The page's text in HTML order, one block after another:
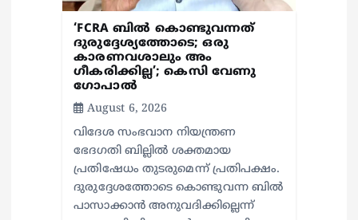
‘FCRA ബിൽ കൊണ്ടുവന്നത്
ദുരുദ്ദേശ്യത്തോടെ; ഒരു
കാരണവശാലും അം​
ഗീകരിക്കില്ല’; കെസി വേണു​
ഗോപാൽ
August 6, 2026
വിദേശ സംഭവാന നിയന്ത്രണ
ഭേദഗതി ബില്ലിൽ ശക്തമായ
പ്രതിഷേധം തുടരുമെന്ന് പ്രതിപക്ഷം.
ദുരുദ്ദേശത്തോടെ കൊണ്ടുവന്ന ബിൽ
പാസാക്കാൻ അനുവദിക്കില്ലെന്ന്